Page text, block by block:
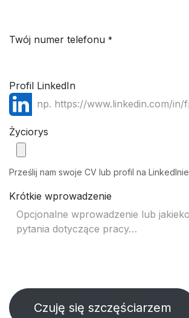
Twój numer telefonu *
Profil LinkedIn
Życiorys
Prześlij nam swoje CV lub profil na LinkedInie
Krótkie wprowadzenie
Czuję się szczęściarzem